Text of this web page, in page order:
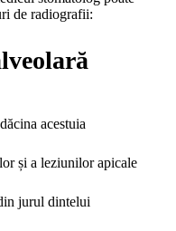
de radiografii:
acestuia
și a leziunilor apicale
jurul dintelui